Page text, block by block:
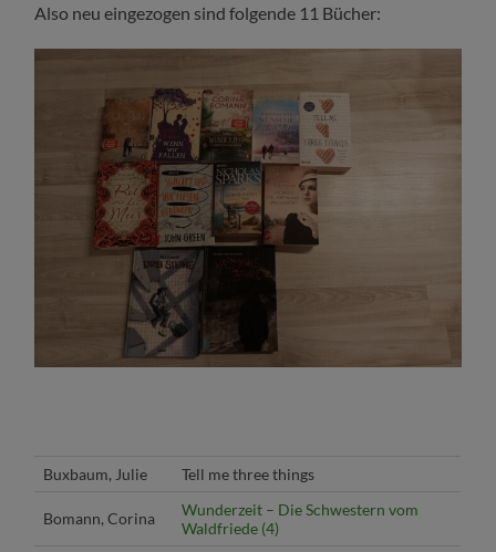
Also neu eingezogen sind folgende 11 Bücher:
Buxbaum, Julie Tell me three things
Bomann, Corina
Wunderzeit – Die Schwestern vom
Waldfriede (4)